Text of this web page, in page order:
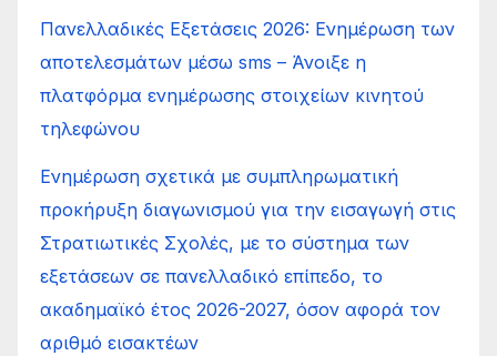
Πανελλαδικές Εξετάσεις 2026: Ενημέρωση των
αποτελεσμάτων μέσω sms – Άνοιξε η
πλατφόρμα ενημέρωσης στοιχείων κινητού
τηλεφώνου
Ενημέρωση σχετικά με συμπληρωματική
προκήρυξη διαγωνισμού για την εισαγωγή στις
Στρατιωτικές Σχολές, με το σύστημα των
εξετάσεων σε πανελλαδικό επίπεδο, το
ακαδημαϊκό έτος 2026-2027, όσον αφορά τον
αριθμό εισακτέων